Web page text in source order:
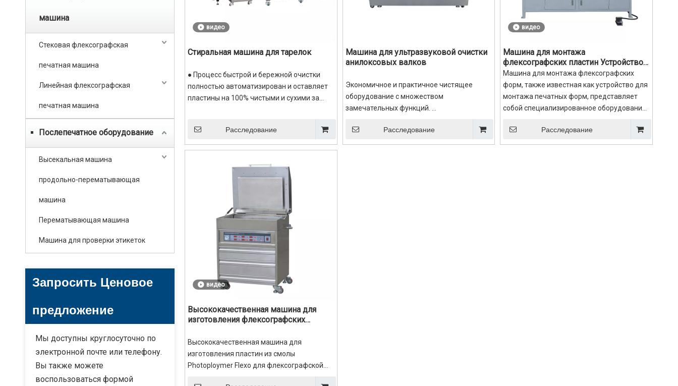
машина
Стековая флексографская
печатная машина
Линейная флексографская
печатная машина
Послепечатное оборудование
Высекальная машина
продольно-перематывающая
машина
Перематывающая машина
Машина для проверки этикеток
Запросить Ценовое
предложение
Мы доступны круглосуточно по
электронной почте или телефону.
Вы также можете
воспользоваться формой
видео
Стиральная машина для тарелок
● Процесс быстрой и бережной очистки
полностью автоматизирован и оставляет
пластины на 100% чистыми и сухими за
● При ручной очистке легко повредить
печатную форму.С точки зрения здоровья
и безопасности этот подход требует много
энергия оператора должна быть
направлена ​​на процесс печати и
● Возможны все типы чернил, и эта машина
предназначена для экологически чистой
Расследование
Машина для ультразвуковой очистки
анилоксовых валков
Экономичное и практичное чистящее
оборудование с множеством
замечательных функций.
эксплуатации.
● Безопасная и эффективная очистка
Расследование
видео
Машина для монтажа
флексографских пластин Устройство
для монтажа печатных форм
Машина для монтажа флексографских
форм, также известная как устройство для
монтажа печатных форм, представляет
собой специализированное оборудование,
используемое в процессе флексографской
печати.Флексографическая печать —
популярный метод печати на различных
Расследование
видео
Высококачественная машина для
изготовления флексографских
Высококачественная машина для
изготовления пластин из смолы
Photoploymer Flexo для флексографской